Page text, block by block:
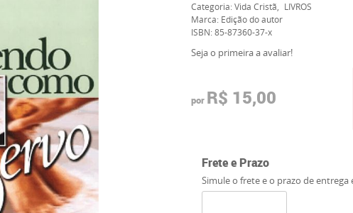
Categoria: Vida Cristã
LIVROS
Marca: Edição do autor
ISBN:85-87360-37-x
Seja o primeira a avaliar!
por R$ 15,00
Frete e Prazo
Simule o frete e o prazo de entrega